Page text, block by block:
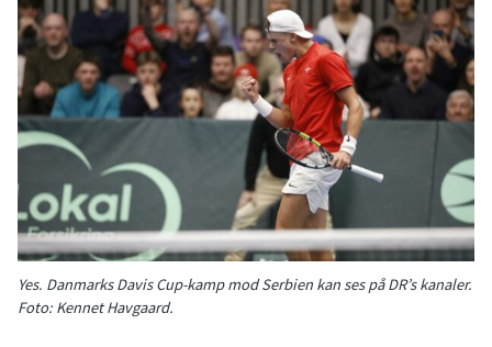
Yes. Danmarks Davis Cup-kamp mod Serbien kan ses på DR’s kanaler.
Foto: Kennet Havgaard.